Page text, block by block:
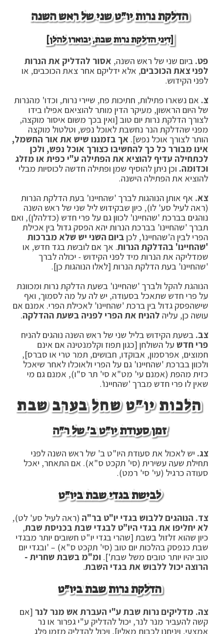
הדלקת נרות יו"ט שני של ראש השנה
[דיני הדלקת נרות שבת, יבוארו להלן]
פט. ביום שני של ראש השנה, אסור להדליק את הנרות
לפני צאת הכוכבים, אלא ידליקם אחר צאת הכוכבים, או
לפני הקידוש.
צ. אם נשארו פתילות, חתיכות פח, שיירי נרות, וכדו' מהנרות
של היום הראשון, מעיקר הדין מותר להוציאם אפילו בידו
לצורך הדלקת נרות יום טוב [ואין בכך משום איסור מוקצה,
מפני שהדלקת הנר נחשבת לאוכל נפש, וטלטול מוקצה
הותר לצורך אוכל נפש]. אך בזמננו שיש את אור החשמל,
אינו מבורר כל כך להחשיבו כצורך אוכל נפש, ולכן
לכתחילה עדיף להוציא את הפתילה ע"י כפית או מזלג
וכדומה. וכן ניתן להוסיף שמן ופתילה חדשה לכוסיות מבלי
להוציא את הפתילה הישנה.
צא. אף אותן הנוהגות לברך 'שהחיינו' בעת הדלקת הנרות
(ראה לעיל סע' לו), כיון שבקידוש ליל שני של ראש השנה
נוהגים בברכת 'שהחיינו' לכוון גם על פרי חדש (כדלהלן), ואם
תברך 'שהחיינו' בברכת הנרות יהא הפסק גדול בין אכילת
הפרי לבין ה'שהחיינו', לכן ביום השני יש שלא מברכות
'שהחיינו' בהדלקת הנרות. אך אם לובשת בגד חדש, או
שמדליקה את הנרות מיד לפני הקידוש - יכולה לברך
'שהחיינו' בעת הדלקת הנרות [לאלו הנוהגות כן].
הנוהגת להקל ולברך 'שהחיינו' בשעת הדלקת נרות ומכוונת
על פרי חדש שתאכל בסעודה, יש לה על מה לסמוך, ואף
שישהפסק גדול בין ברכת 'שהחיינו' לאכילת הפרי. אמנם אם
עושה כן, עליה להניח את הפרי לפניה בשעת ההדלקה.
צב. בשעת הקידוש בליל שני של ראש השנה נוהגים להניח
פרי חדש על השולחן [כגון תפוז וקלמנטינה אם אינם
חמוצים, אפרסמון, אבוקדו, חבושים, תמר טרי או סברס],
ולכוון בברכת 'שהחיינו' גם על הפרי ולאוכלו לאחר שיאכל
כזית מהפת (אמנם עי' מט"א סי' תר ס"ו), אמנם גם מי
שאין לו פרי חדש מברך 'שהחיינו'.
הלכות יו"ט שחל בערב שבת
זמן סעודת יו"ט ב' של ר"ה
צג. יש לאכול את סעודת היו"ט ב' של ראש השנה לפני
תחילת שעה עשירית (סי' תקכט ס"א). אם התאחר, יאכל
סעודה כרגיל (עי' סי' רמט).
לבישת בגדי שבת ביו"ט
צד. הנוהגים ללבוש בגדי יו"ט בר"ה (ראה לעיל סע' לט),
לא יחליפו את בגדי היו"ט לבגדי שבת בכניסת שבת,
כיון שהוא זלזול בשבת [שהרי בגדי יו"ט חשובים יותר מבגדי
שבת כנפסק בהלכות יום טוב (סי' תקכט ס"א) – 'ובגדי יום
טוב יהיו יותר טובים משל שבת']. ומ"מ בשבת שחרית -
הרוצה יכול ללבוש את בגדי השבת.
הדלקת נרות שבת ביו"ט
צה. מדליקים נרות שבת ע"י העברת אש מנר לנר [אם
קשה להעביר מנר לנר, יכול להדליק ע"י גפרור או נר
אמצעי, ויניחנו לכבות מאליו], ויכול להדליק מזמן פלג